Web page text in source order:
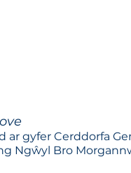
ar gyfer Cerddorfa
Ngŵyl Bro